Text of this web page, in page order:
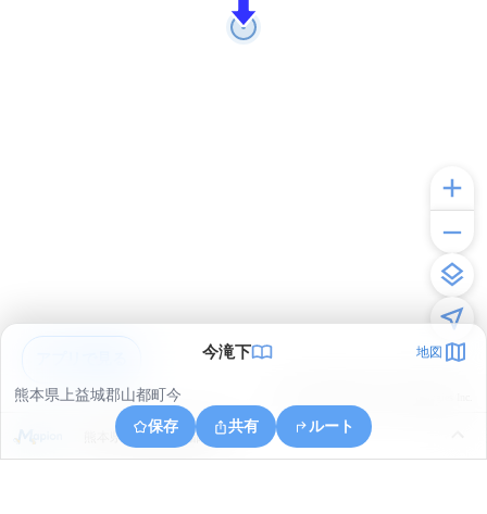
今滝下 地図
熊本県上益城郡山都町今
保存
共有 ルート
熊本県上益城郡山都町今